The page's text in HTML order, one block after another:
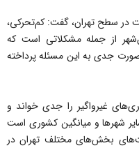
در سطح تهران، گفت: کم‌تحرکی،
از جمله مشکلاتی است که
جدی به این مسئله پرداخته
غیرواگیر را جدی خواند و
شهر‌ها و میانگین کشوری است
بخش‌های مختلف تهران در